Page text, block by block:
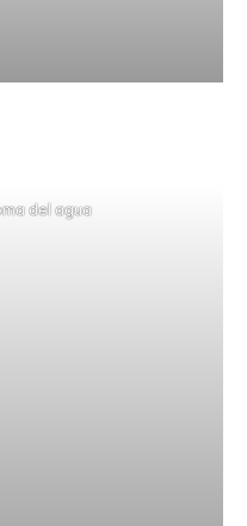
del agua